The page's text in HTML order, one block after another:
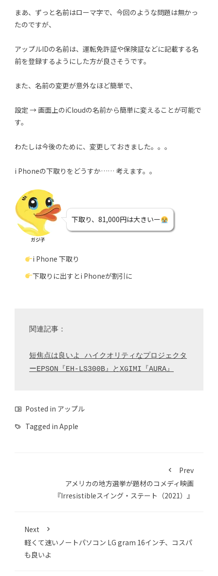
まあ、ずっと名前はローマ字で、今回のような問題は無かっ
たのですが、
アップルIDの名前は、運転免許証や保険証などに記載する名
前を登録するようにした方が良さそうです。
また、名前の変更が意外なほど簡単で、
設定 → 画面上のiCloudの名前から簡単に変えることが可能で
す。
わたしは今後のために、変更しておきました。。。
i Phoneの下取りをどうすか…… 考えます。。
ガジ子
下取り、81,000円は大きいー
i Phone 下取り
下取りに出すとi Phoneが割引に
関連記事：
短焦点は良いよ ハイクオリティなプロジェクタ
ーEPSON『EH-LS300B』とXGIMI『AURA』
Posted in アップル
Tagged in Apple
Prev
アメリカの地方選挙が題材のコメディ映画
『Irresistibleスイング・ステート（2021）』
Next
軽くて速いノートパソコン LG gram 16インチ、コスパ
も良いよ